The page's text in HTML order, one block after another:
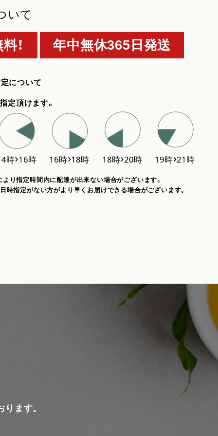
いて
！ 年中無休365日発送
について
定頂けます。
り指定時間内に配達が出来ない場合がございます。
時指定がない方がより早くお届けできる場合がございます。
ます。